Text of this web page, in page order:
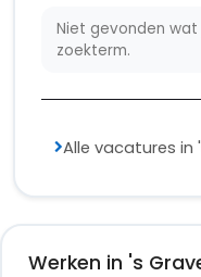
Niet gevonden
zoekterm.
Alle vacatures in
Werken in 's